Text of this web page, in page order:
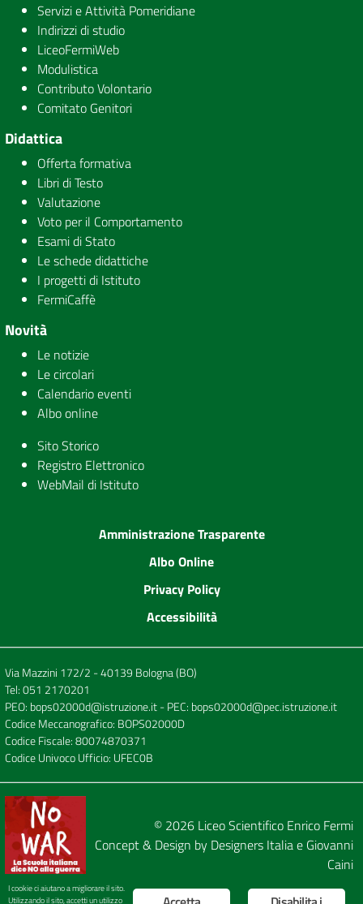
Servizi e Attività Pomeridiane
Indirizzi di studio
LiceoFermiWeb
Modulistica
Contributo Volontario
Comitato Genitori
Didattica
Offerta formativa
Libri di Testo
Valutazione
Voto per il Comportamento
Esami di Stato
Le schede didattiche
I progetti di Istituto
FermiCaffè
Novità
Le notizie
Le circolari
Calendario eventi
Albo online
Sito Storico
Registro Elettronico
WebMail di Istituto
Amministrazione Trasparente
Albo Online
Privacy Policy
Accessibilità
Via Mazzini 172/2 - 40139 Bologna (BO)
Tel:051 2170201
PEO: bops02000d@istruzione.it- PEC: bops02000d@pec.istruzione.it
Codice Meccanografico: BOPS02000D
Codice Fiscale: 80074870371
Codice Univoco Ufficio: UFEC0B
© 2026 Liceo Scientifico Enrico Fermi
Concept & Design by Designers Italiae Giovanni
Caini
I cookie ci aiutano a migliorare il sito.
Utilizzando il sito, accetti un utilizzo